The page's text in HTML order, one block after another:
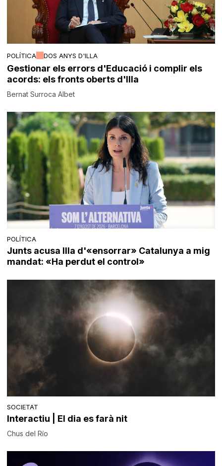
POLÍTICA DOS ANYS D'ILLA
Gestionar els errors d'Educació i complir els
acords: els fronts oberts d'Illa
Bernat Surroca Albet
POLÍTICA
Junts acusa Illa d'«ensorrar» Catalunya a mig
mandat: «Ha perdut el control»
SOCIETAT
Interactiu | El dia es farà nit
Chus del Río